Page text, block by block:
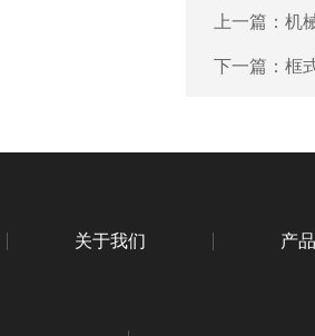
上一篇： 机
下一篇： 框
关于我们 产